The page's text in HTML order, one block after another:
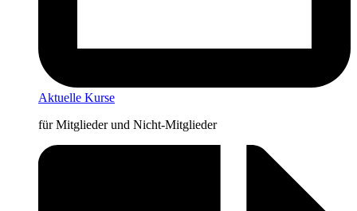
Aktuelle Kurse
für Mitglieder und Nicht-Mitglieder